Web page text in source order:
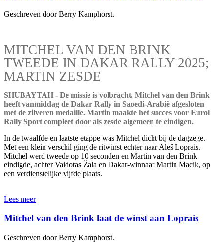
Geschreven door Berry Kamphorst.
MITCHEL VAN DEN BRINK
TWEEDE IN DAKAR RALLY 2025;
MARTIN ZESDE
SHUBAYTAH - De missie is volbracht. Mitchel van den Brink
heeft vanmiddag de Dakar Rally in Saoedi-Arabië afgesloten
met de zilveren medaille. Martin maakte het succes voor Eurol
Rally Sport compleet door als zesde algemeen te eindigen.
In de twaalfde en laatste etappe was Mitchel dicht bij de dagzege.
Met een klein verschil ging de ritwinst echter naar Aleš Loprais.
Mitchel werd tweede op 10 seconden en Martin van den Brink
eindigde, achter Vaidotas Žala en Dakar-winnaar Martin Macik, op
een verdienstelijke vijfde plaats.
Lees meer
Mitchel van den Brink laat de winst aan Loprais
Geschreven door Berry Kamphorst.